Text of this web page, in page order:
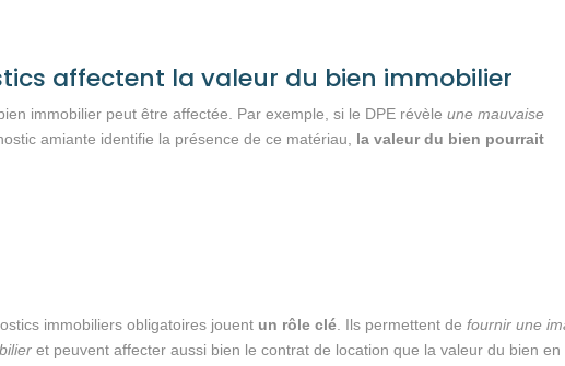
affectent la valeur du bien immobilier
immobilier peut être affectée. Par exemple, si le DPE révèleune mauvaise
amiante identifie la présence de ce matériau, la valeur du bien pourrait
immobiliers obligatoires jouent un rôle clé. Ils permettent defournir une
et peuvent affecter aussi bien le contrat de location que la valeur du bien en